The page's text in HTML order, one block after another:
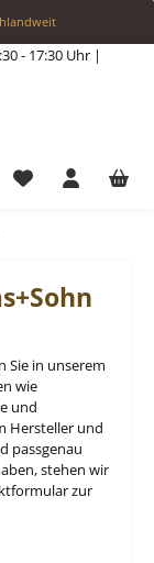
- 17:30 Uhr |
Du hast 0
Sie in unserem
wie
und
Hersteller und
passgenau
stehen wir
zur